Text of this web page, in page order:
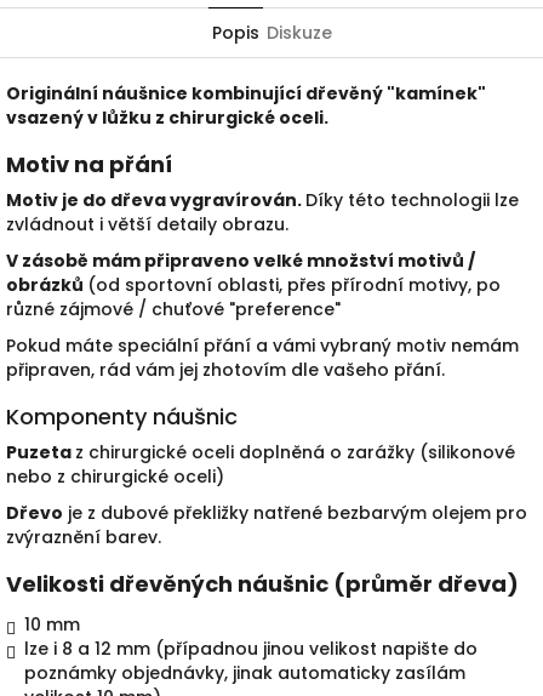
Popis Diskuze
Originální náušnice kombinující dřevěný "kamínek"
vsazený v lůžku z chirurgické oceli.
Motiv na přání
Motiv je do dřeva vygravírován. Díky této technologii lze
zvládnout i větší detaily obrazu.
V zásobě mám připraveno velké množství motivů /
obrázků (od sportovní oblasti, přes přírodní motivy, po
různé zájmové / chuťové "preference"
Pokud máte speciální přání a vámi vybraný motiv nemám
připraven, rád vám jej zhotovím dle vašeho přání.
Komponenty náušnic
Puzeta z chirurgické oceli doplněná o zarážky (silikonové
nebo z chirurgické oceli)
Dřevo je z dubové překližky natřené bezbarvým olejem pro
zvýraznění barev.
Velikosti dřevěných náušnic (průměr dřeva)
10 mm
lze i 8 a 12 mm (případnou jinou velikost napište do
poznámky objednávky, jinak automaticky zasílám